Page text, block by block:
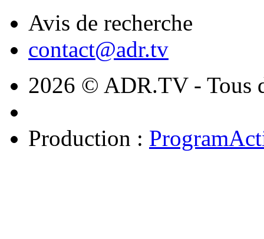
Avis de recherche
contact@adr.tv
2026 © ADR.TV - Tous
Production :